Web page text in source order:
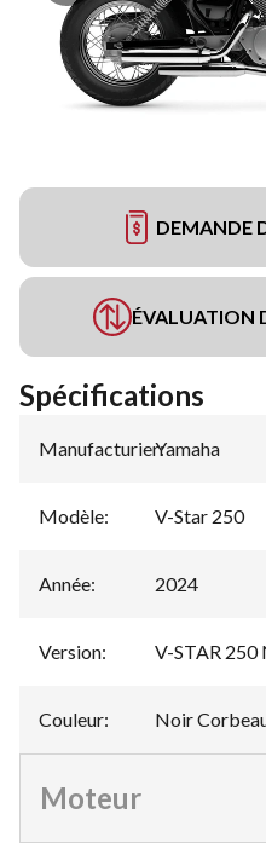
DEMANDE
ÉVALUATION
Spécifications
Manufacturier:
Yamaha
Modèle: V-Star 250
Année: 2024
Version: V-STAR 250
Couleur: Noir
Moteur